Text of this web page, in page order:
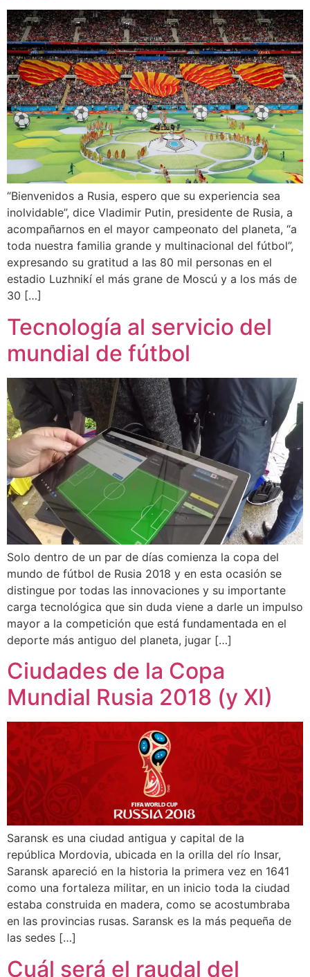
“Bienvenidos a Rusia, espero que su experiencia sea
inolvidable”, dice Vladimir Putin, presidente de Rusia, a
acompañarnos en el mayor campeonato del planeta, “a
toda nuestra familia grande y multinacional del fútbol”,
expresando su gratitud a las 80 mil personas en el
estadio Luzhnikí el más grane de Moscú y a los más de
30 […]
Tecnología al servicio del
mundial de fútbol
Solo dentro de un par de días comienza la copa del
mundo de fútbol de Rusia 2018 y en esta ocasión se
distingue por todas las innovaciones y su importante
carga tecnológica que sin duda viene a darle un impulso
mayor a la competición que está fundamentada en el
deporte más antiguo del planeta, jugar […]
Ciudades de la Copa
Mundial Rusia 2018 (y XI)
Saransk es una ciudad antigua y capital de la
república Mordovia, ubicada en la orilla del río Insar,
Saransk apareció en la historia la primera vez en 1641
como una fortaleza militar, en un inicio toda la ciudad
estaba construida en madera, como se acostumbraba
en las provincias rusas. Saransk es la más pequeña de
las sedes […]
Cuál será el raudal del